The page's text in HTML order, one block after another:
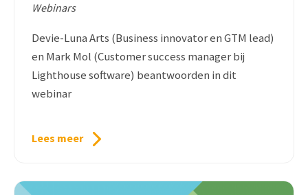
Webinars
Devie-Luna Arts (Business innovator en GTM lead)
en Mark Mol (Customer success manager bij
Lighthouse software) beantwoorden in dit
webinar
Lees meer